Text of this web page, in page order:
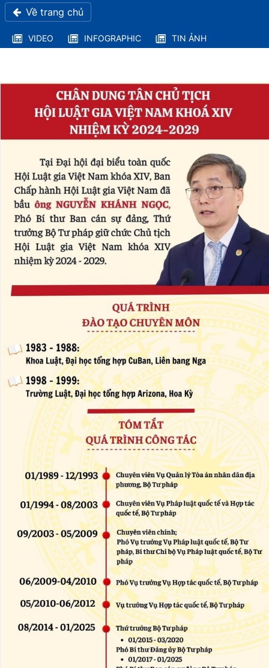
Về trang chủ
VIDEO INFOGRAPHIC TIN ẢNH